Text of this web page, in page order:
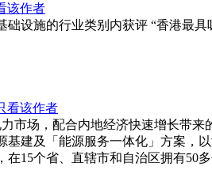
该作者
础设施的行业类别内获评 “香港最
看该作者
市场，配合内地经济快速增长带
建及「能源服务一体化」方案，
15个省、直辖市和自治区拥有50